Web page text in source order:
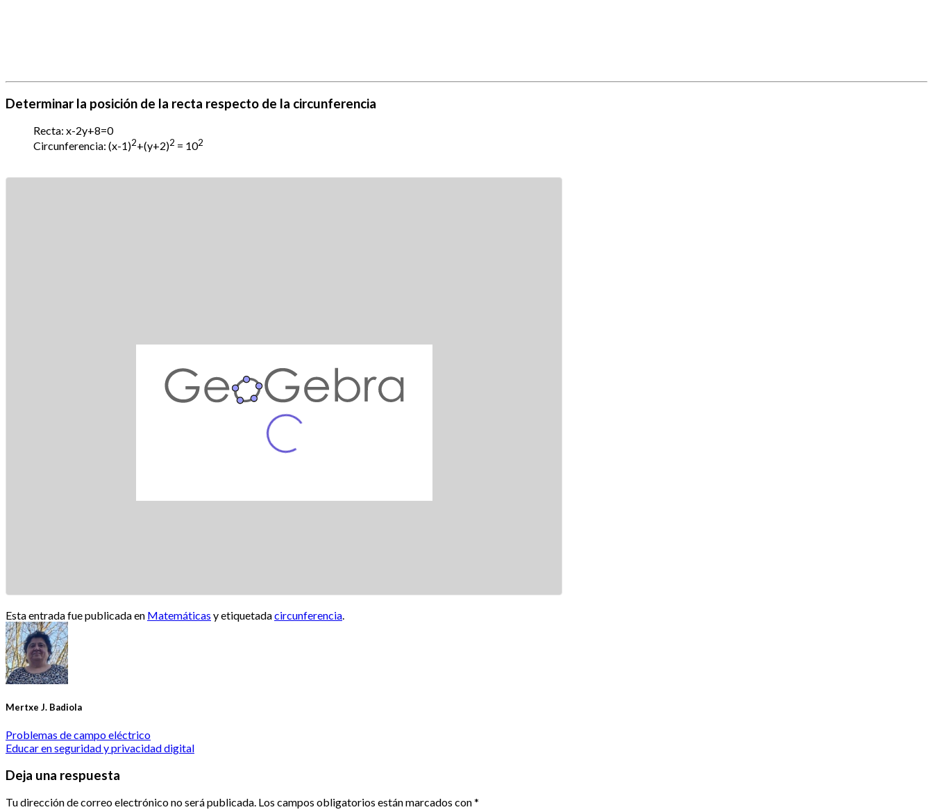
Determinar la posición de la recta respecto de la circunferencia
Recta: x-2y+8=0
Circunferencia: (x-1)2+(y+2)2 = 102
Esta entrada fue publicada en Matemáticas y etiquetadacircunferencia
Mertxe J. Badiola
Problemas de campo eléctrico
Educar en seguridad y privacidad digital
Deja una respuesta
Tu dirección de correo electrónico no será publicada. Los campos obligatorios están marcados con*